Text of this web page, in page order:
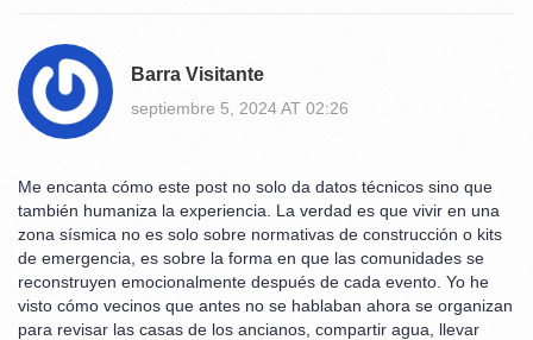
Barra Visitante
septiembre 5, 2024 AT 02:26
Me encanta cómo este post no solo da datos técnicos sino que
también humaniza la experiencia. La verdad es que vivir en una
zona sísmica no es solo sobre normativas de construcción o kits
de emergencia, es sobre la forma en que las comunidades se
reconstruyen emocionalmente después de cada evento. Yo he
visto cómo vecinos que antes no se hablaban ahora se organizan
para revisar las casas de los ancianos, compartir agua, llevar